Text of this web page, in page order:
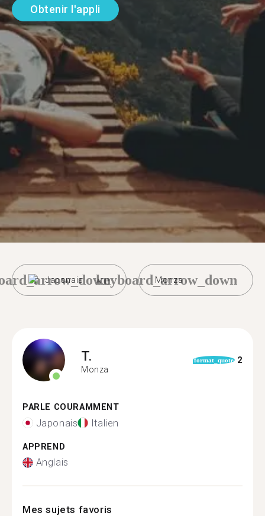
Obtenir l'appli
Japonais Monza
keyboard_arrow_down
T.
Monza
format_quote 2
PARLE COURAMMENT
Japonais Italien
APPREND
Anglais
Mes sujets favoris